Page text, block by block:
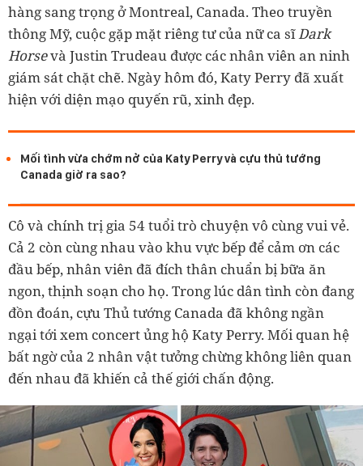
hàng sang trọng ở Montreal, Canada. Theo truyền
thông Mỹ, cuộc gặp mặt riêng tư của nữ ca sĩDark
Horsevà Justin Trudeau được các nhân viên an ninh
giám sát chặt chẽ. Ngày hôm đó, Katy Perry đã xuất
hiện với diện mạo quyến rũ, xinh đẹp.
Mối tình vừa chớm nở của Katy Perry và cựu thủ tướng
Canada giờ ra sao?
Cô và chính trị gia 54 tuổi trò chuyện vô cùng vui vẻ.
Cả 2 còn cùng nhau vào khu vực bếp để cảm ơn các
đầu bếp, nhân viên đã đích thân chuẩn bị bữa ăn
ngon, thịnh soạn cho họ. Trong lúc dân tình còn đang
đồn đoán, cựu Thủ tướng Canada đã không ngần
ngại tới xem concert ủng hộ Katy Perry. Mối quan hệ
bất ngờ của 2 nhân vật tưởng chừng không liên quan
đến nhau đã khiến cả thế giới chấn động.